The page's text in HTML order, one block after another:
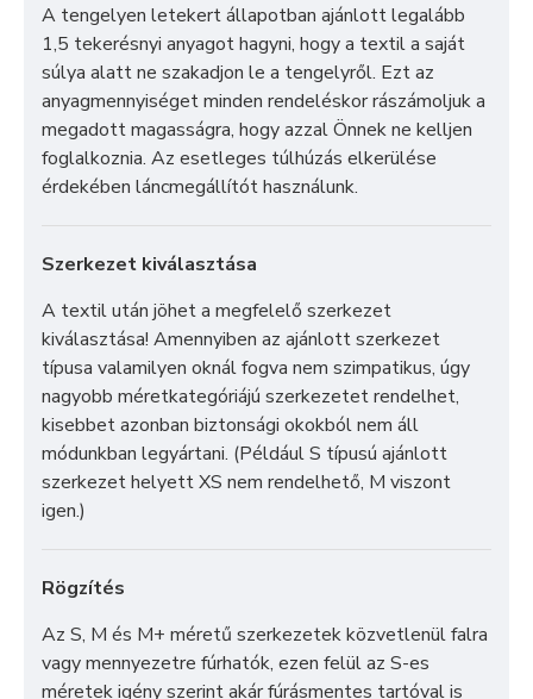
A tengelyen letekert állapotban ajánlott legalább
1,5 tekerésnyi anyagot hagyni, hogy a textil a saját
súlya alatt ne szakadjon le a tengelyről. Ezt az
anyagmennyiséget minden rendeléskor rászámoljuk a
megadott magasságra, hogy azzal Önnek ne kelljen
foglalkoznia. Az esetleges túlhúzás elkerülése
érdekében láncmegállítót használunk.
Szerkezet kiválasztása
A textil után jöhet a megfelelő szerkezet
kiválasztása! Amennyiben az ajánlott szerkezet
típusa valamilyen oknál fogva nem szimpatikus, úgy
nagyobb méretkategóriájú szerkezetet rendelhet,
kisebbet azonban biztonsági okokból nem áll
módunkban legyártani. (Például S típusú ajánlott
szerkezet helyett XS nem rendelhető, M viszont
igen.)
Rögzítés
Az S, M és M+ méretű szerkezetek közvetlenül falra
vagy mennyezetre fúrhatók, ezen felül az S-es
méretek igény szerint akár fúrásmentes tartóval is